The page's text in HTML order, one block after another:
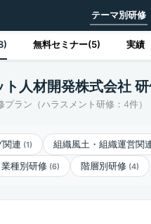
テーマ別研修
無料セミナー(5) 実績
ト人材開発株式会社
プラン（ハラスメント研修：4件）
関連 (1) 組織風土・組織運営関
種別研修 (6) 階層別研修 (4)